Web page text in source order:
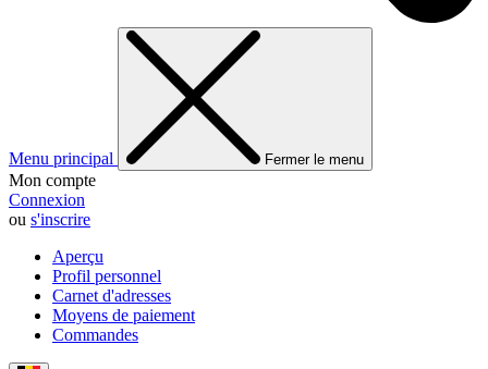
Menu principal Fermer le menu
Mon compte
Connexion
ou s'inscrire
Aperçu
Profil personnel
Carnet d'adresses
Moyens de paiement
Commandes